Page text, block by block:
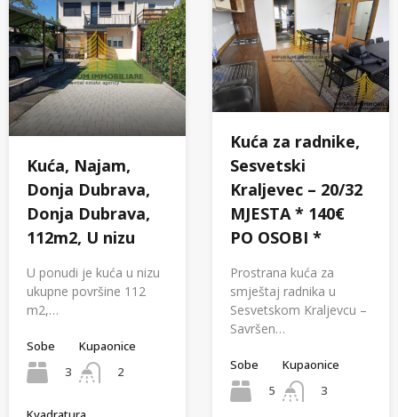
Kuća, Najam,
Donja Dubrava,
Donja Dubrava,
112m2, U nizu
U ponudi je kuća u nizu
ukupne površine 112
m2,…
Sobe
3
Kupaonice
2
Kuća za radnike,
Sesvetski
Kraljevec – 20/32
MJESTA * 140€
PO OSOBI *
Prostrana kuća za
smještaj radnika u
Sesvetskom Kraljevcu –
Savršen…
Sobe
5
Kupaonice
3